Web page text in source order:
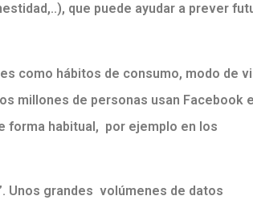
que puede ayudar a prever
como hábitos de consumo, modo de
millones de personas usan Facebook
forma habitual, por ejemplo en los
Unos grandes volúmenes de datos